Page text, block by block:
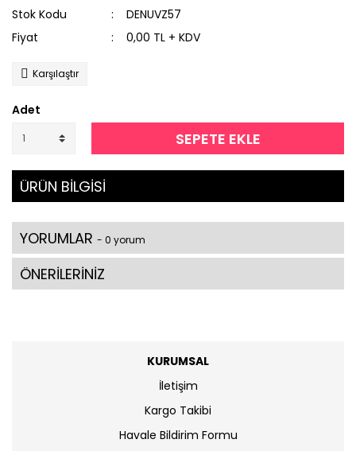
Stok Kodu
DENUVZ57
Fiyat
0,00 TL + KDV
Karşılaştır
Adet
SEPETE EKLE
ÜRÜN BİLGİSİ
YORUMLAR - 0 yorum
ÖNERİLERİNİZ
KURUMSAL
İletişim
Kargo Takibi
Havale Bildirim Formu